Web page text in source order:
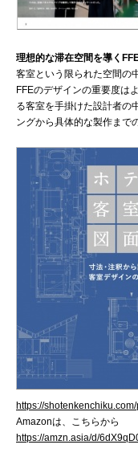
理想的な滞在空間を導く
客室という限られた空間の
FFEのデザインの重要度は
る客室を手掛けた設計者の
ングから具体的な製作まで
https://
Amazonは、こちらから
https://amzn.asia/d/